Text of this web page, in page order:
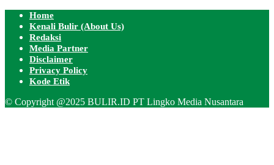
Home
Kenali Bulir (About Us)
Redaksi
Media Partner
Disclaimer
Privacy Policy
Kode Etik
© Copyright @2025 BULIR.ID PT Lingko Media Nusantara